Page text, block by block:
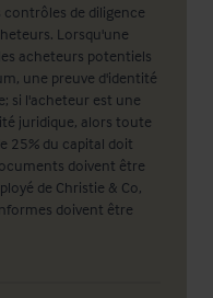
de diligence
Lorsqu'une
acheteurs potentiels
une preuve d'identité
si l'acheteur est une
juridique, alors toute
25% du capital doit
doivent être
de Christie & Co,
doivent être